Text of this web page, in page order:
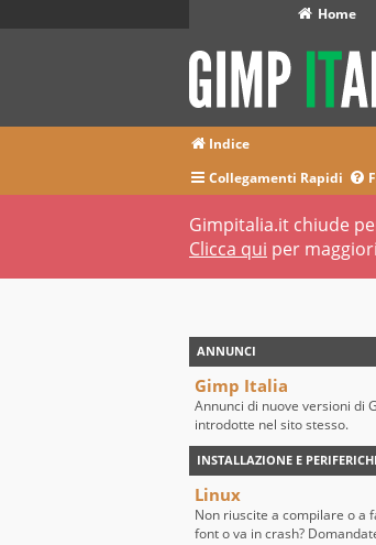
Home
Indice
Collegamenti Rapidi
Gimpitalia.it chiude
Clicca qui per
ANNUNCI
Gimp Italia
Annunci di nuove versioni di
introdotte nel sito stesso.
INSTALLAZIONE E
Linux
Non riuscite a compilare o a
font o va in crash?